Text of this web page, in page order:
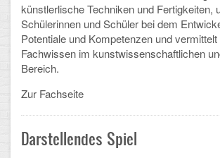
SCHULLEBEN
Kollegium
Schulleitung
künstlerlische Techniken und Fertigkeiten,
Schülerinnen und Schüler bei dem
Potentiale und Kompetenzen und
Fachwissen im kunstwissenschaftlichen
Bereich.
Zur Fachseite
Darstellendes Spiel